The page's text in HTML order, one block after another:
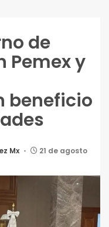
de
Pemex y
beneficio
Mx
21 de agosto